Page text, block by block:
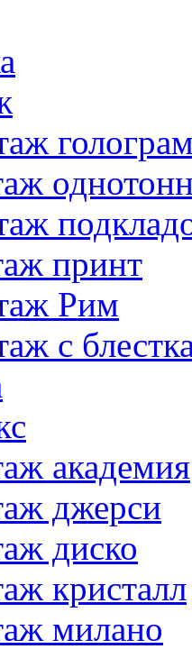
принт
Рим
с
академия
джерси
диско
кристалл
милано